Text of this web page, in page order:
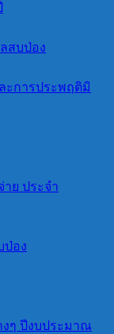
สบป่อง
ะการประพฤติมิ
ย ประจำ
ป่อง
งๆ ปีงบประมาณ